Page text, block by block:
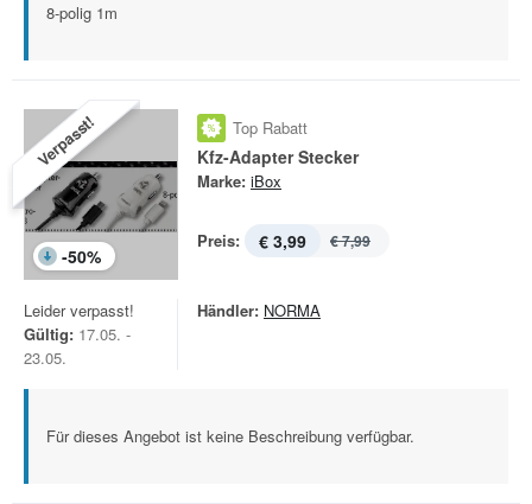
8-polig 1m
Verpasst!
-50%
Top Rabatt
Kfz-Adapter Stecker
Marke: iBox
Preis: € 3,99 € 7,99
Leider verpasst!
Gültig: 17.05. -
23.05.
Händler: NORMA
Für dieses Angebot ist keine Beschreibung verfügbar.